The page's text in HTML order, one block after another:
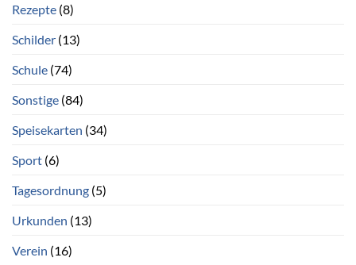
Rezepte (8)
Schilder (13)
Schule (74)
Sonstige (84)
Speisekarten (34)
Sport (6)
Tagesordnung (5)
Urkunden (13)
Verein (16)